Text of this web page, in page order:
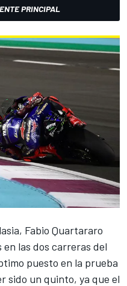
PRINCIPAL
Fabio Quartararo
las dos carreras del
puesto en la prueba
sido un quinto, ya que el